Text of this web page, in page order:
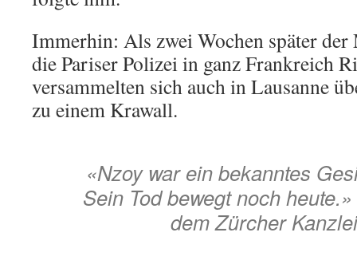
Immerhin: Als zwei Wochen später
die Pariser Polizei in ganz Frankreich
versammelten sich auch in Lausanne
zu einem Krawall.
«Nzoy war ein bekanntes
Sein Tod bewegt noch
dem Zürcher